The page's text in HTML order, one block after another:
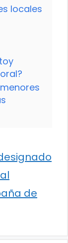
locales
de